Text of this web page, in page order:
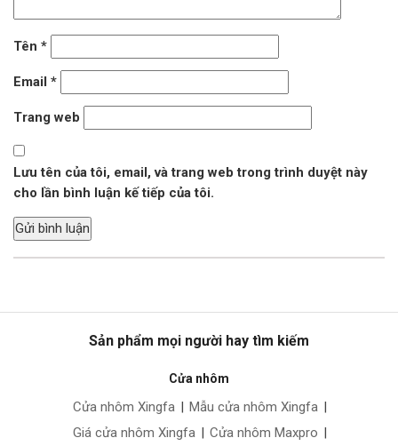
Tên *
Email *
Trang web
Lưu tên của tôi, email, và trang web trong trình duyệt này
cho lần bình luận kế tiếp của tôi.
Sản phẩm mọi người hay tìm kiếm
Cửa nhôm
Cửa nhôm Xingfa | Mẫu cửa nhôm Xingfa |
Giá cửa nhôm Xingfa | Cửa nhôm Maxpro |